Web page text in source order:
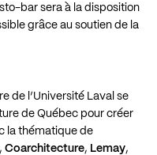
bar sera à la disposition
grâce au soutien de la
de l’Université Laval se
de Québec pour créer
la thématique de
, Coarchitecture, Lemay,